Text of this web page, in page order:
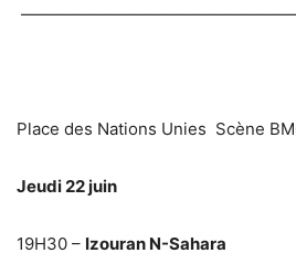
Place des Nations Unies Scène
Jeudi 22 juin
19H30 – Izouran N-Sahara